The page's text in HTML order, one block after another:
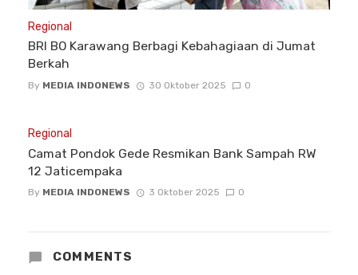
Regional
BRI BO Karawang Berbagi Kebahagiaan di Jumat
Berkah
By MEDIA INDONEWS 30 Oktober 2025 0
Regional
Camat Pondok Gede Resmikan Bank Sampah RW
12 Jaticempaka
By MEDIA INDONEWS 3 Oktober 2025 0
COMMENTS